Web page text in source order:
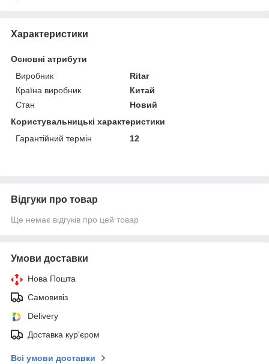
Характеристики
Основні атрибути
Виробник
Ritar
Країна виробник
Китай
Стан
Новий
Користувальницькі характеристики
Гарантійний термін
12
Відгуки про товар
Ще немає відгуків про цей товар
Умови доставки
Нова Пошта
Самовивіз
Delivery
Доставка кур'єром
Всі умови доставки